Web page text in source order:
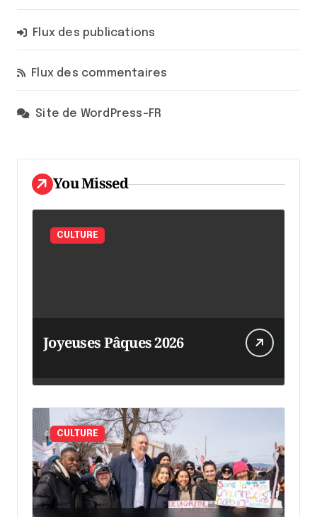
Flux des publications
Flux des commentaires
Site de WordPress-FR
You Missed
CULTURE
Joyeuses Pâques 2026
CULTURE